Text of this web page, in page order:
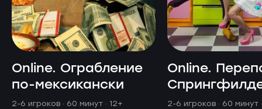
Online. Ограбление
по-мексикански
2-6 игроков · 60 минут · 12+
Online.
2-6 игроков · 60 минут